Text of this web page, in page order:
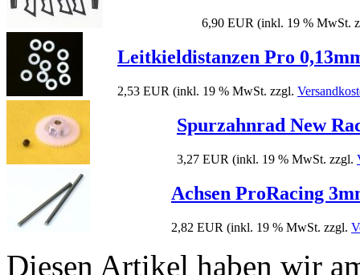
6,90 EUR (inkl. 19 % MwSt.
Leitkieldistanzen Pro
2,53 EUR (inkl. 19 % MwSt. zzgl.
Spurzahnrad New
3,27 EUR (inkl. 19 % MwSt. zzgl.
Achsen ProRacing
2,82 EUR (inkl. 19 % MwSt. zzgl.
Diesen Artikel haben wir